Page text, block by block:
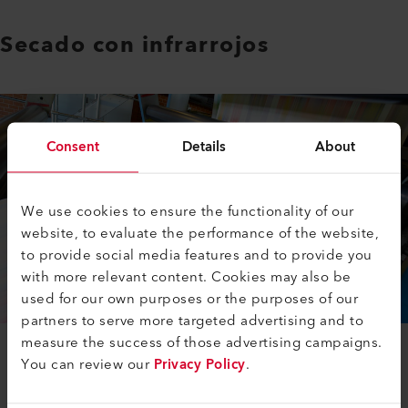
Consent Details About
We use cookies to ensure the functionality of our
website, to evaluate the performance of the website,
to provide social media features and to provide you
with more relevant content. Cookies may also be
used for our own purposes or the purposes of our
partners to serve more targeted advertising and to
measure the success of those advertising campaigns.
You can review ourPrivacy Policy.
Secado con infrarrojos
Al igual que con el sol, el efecto de secado de los